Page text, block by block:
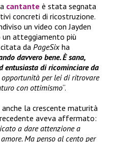
cantante è stata segnata
concreti di ricostruzione.
un video con Jayden
un atteggiamento più
da PageSix ha
davvero bene. È sana,
entusiasta di ricominciare da
opportunità per lei di ritrovare
con ottimismo“.
la crescente maturità
aveva affermato:
a dare attenzione a
Ma penso al cento per